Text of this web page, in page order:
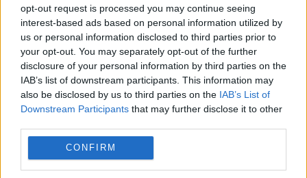
opt-out request is processed you may continue seeing
interest-based ads based on personal information utilized by
us or personal information disclosed to third parties prior to
your opt-out. You may separately opt-out of the further
disclosure of your personal information by third parties on the
IAB’s list of downstream participants. This information may
also be disclosed by us to third parties on the IAB’s List of
Downstream Participants that may further disclose it to other
CONFIRM